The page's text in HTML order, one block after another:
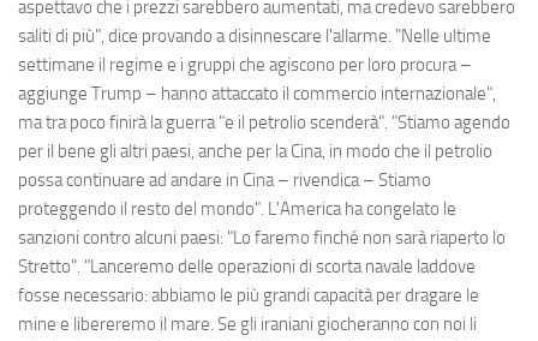
aspettavo che i prezzi sarebbero aumentati, ma credevo sarebbero
saliti di più", dice provando a disinnescare l'allarme. "Nelle ultime
settimane il regime e i gruppi che agiscono per loro procura –
aggiunge Trump – hanno attaccato il commercio internazionale",
ma tra poco finirà la guerra "e il petrolio scenderà". "Stiamo agendo
per il bene gli altri paesi, anche per la Cina, in modo che il petrolio
possa continuare ad andare in Cina – rivendica – Stiamo
proteggendo il resto del mondo". L'America ha congelato le
sanzioni contro alcuni paesi: "Lo faremo finché non sarà riaperto lo
Stretto". "Lanceremo delle operazioni di scorta navale laddove
fosse necessario: abbiamo le più grandi capacità per dragare le
mine e libereremo il mare. Se gli iraniani giocheranno con noi li